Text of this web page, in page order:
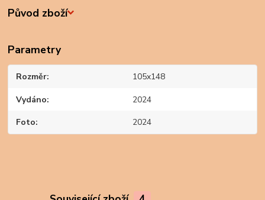
Původ zboží
Parametry
Rozměr 105x148
Vydáno 2024
Foto 2024